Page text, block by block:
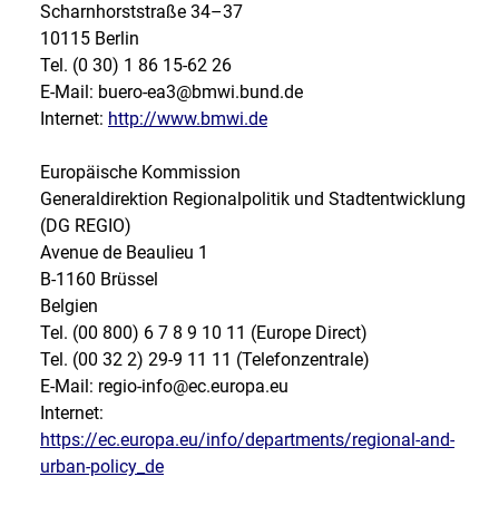
Scharnhorststraße 34–37
10115 Berlin
Tel. (0 30) 1 86 15-62 26
E-Mail: buero-ea3@bmwi.bund.de
Internet: http://www.bmwi.de
Europäische Kommission
Generaldirektion Regionalpolitik und Stadtentwicklung
(DG REGIO)
Avenue de Beaulieu 1
B-1160 Brüssel
Belgien
Tel. (00 800) 6 7 8 9 10 11 (Europe Direct)
Tel. (00 32 2) 29-9 11 11 (Telefonzentrale)
E-Mail: regio-info@ec.europa.eu
Internet:
https://ec.europa.eu/info/departments/regional-and-
urban-policy_de